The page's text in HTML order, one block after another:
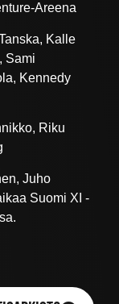
Areena
Kalle
Sami
Kennedy
Riku
Juho
Suomi XI -